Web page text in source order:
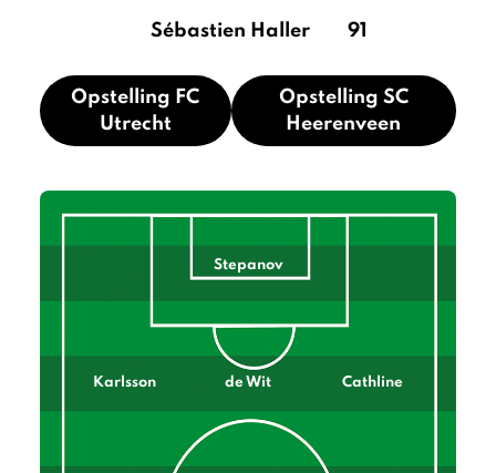
Sébastien Haller 91
Opstelling FC
Utrecht
Opstelling SC
Heerenveen
Stepanov
Karlsson de Wit Cathline